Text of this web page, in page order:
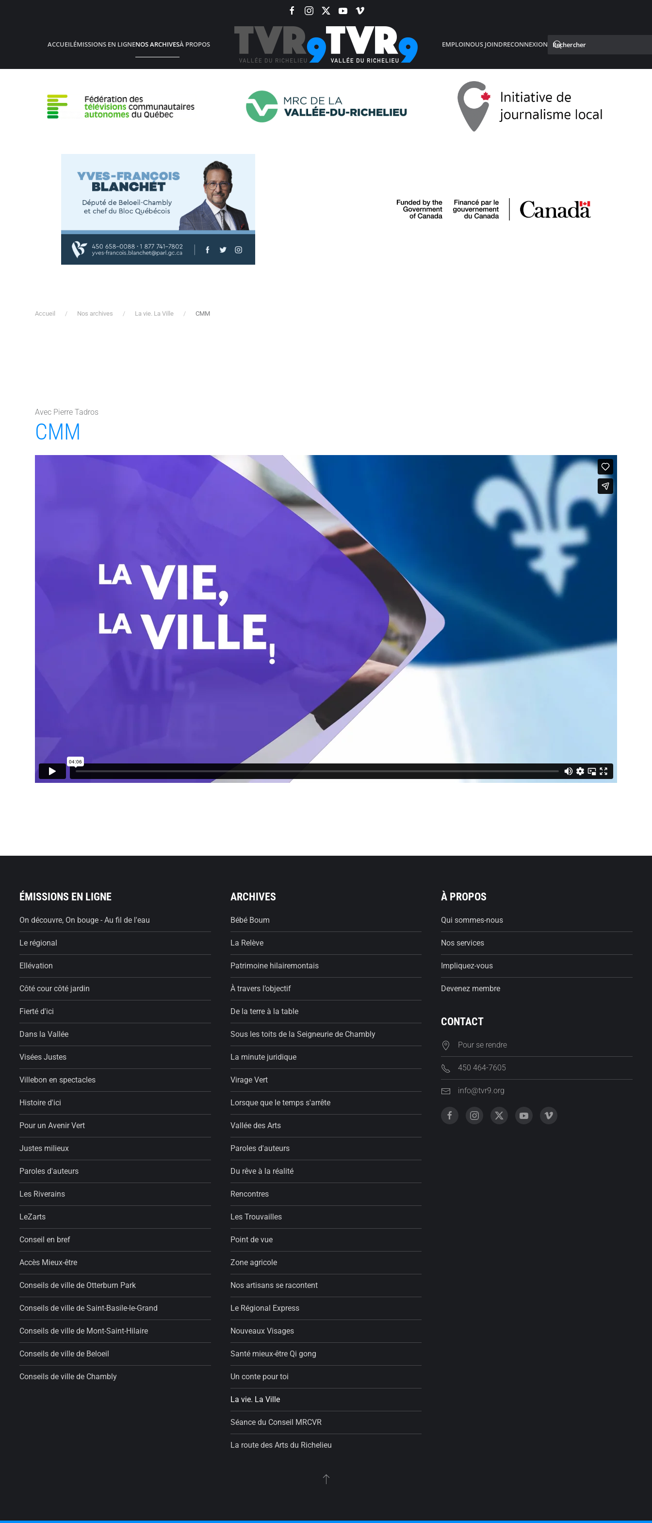
ACCUEILÉMISSIONS EN LIGNENOS ARCHIVESÀ PROPOS EMPLOINOUS JOINDRECONNEXION
Accueil Nos archives La vie. La Ville CMM
Avec Pierre Tadros
CMM
ÉMISSIONS EN LIGNE
On découvre, On bouge - Au fil de l'eau
Le régional
Ellévation
Côté cour côté jardin
Fierté d'ici
Dans la Vallée
Visées Justes
Villebon en spectacles
Histoire d'ici
Pour un Avenir Vert
Justes milieux
Paroles d'auteurs
Les Riverains
LeZarts
Conseil en bref
Accès Mieux-être
Conseils de ville de Otterburn Park
Conseils de ville de Saint-Basile-le-Grand
Conseils de ville de Mont-Saint-Hilaire
Conseils de ville de Beloeil
Conseils de ville de Chambly
ARCHIVES
Bébé Boum
La Relève
Patrimoine hilairemontais
À travers l’objectif
De la terre à la table
Sous les toits de la Seigneurie de Chambly
La minute juridique
Virage Vert
Lorsque que le temps s'arrête
Vallée des Arts
Paroles d'auteurs
Du rêve à la réalité
Rencontres
Les Trouvailles
Point de vue
Zone agricole
Nos artisans se racontent
Le Régional Express
Nouveaux Visages
Santé mieux-être Qi gong
Un conte pour toi
La vie. La Ville
Séance du Conseil MRCVR
La route des Arts du Richelieu
À PROPOS
Qui sommes-nous
Nos services
Impliquez-vous
Devenez membre
CONTACT
Pour se rendre
450 464-7605
info@tvr9.org